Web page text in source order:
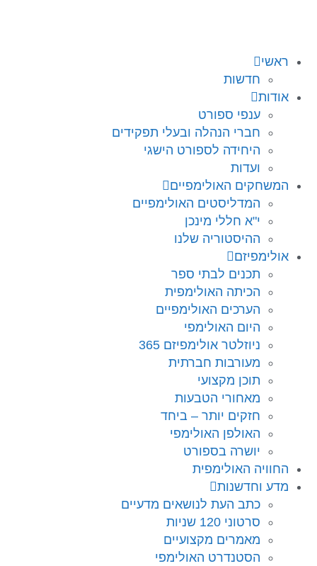
ראשי
חדשות
אודות
ענפי ספורט
חברי הנהלה ובעלי תפקידים
היחידה לספורט הישגי
ועדות
המשחקים האולימפיים
המדליסטים האולימפיים
י"א חללי מינכן
ההיסטוריה שלנו
אולימפיזם
תכנים לבתי ספר
הכיתה האולימפית
הערכים האולימפיים
היום האולימפי
ניוזלטר אולימפיזם 365
מעורבות חברתית
תוכן מקצועי
מאחורי הטבעות
חזקים יותר – ביחד
האולפן האולימפי
יושרה בספורט
החוויה האולימפית
מדע וחדשנות
כתב העת לנושאים מדעיים
סרטוני 120 שניות
מאמרים מקצועיים
הסטנדרט האולימפי